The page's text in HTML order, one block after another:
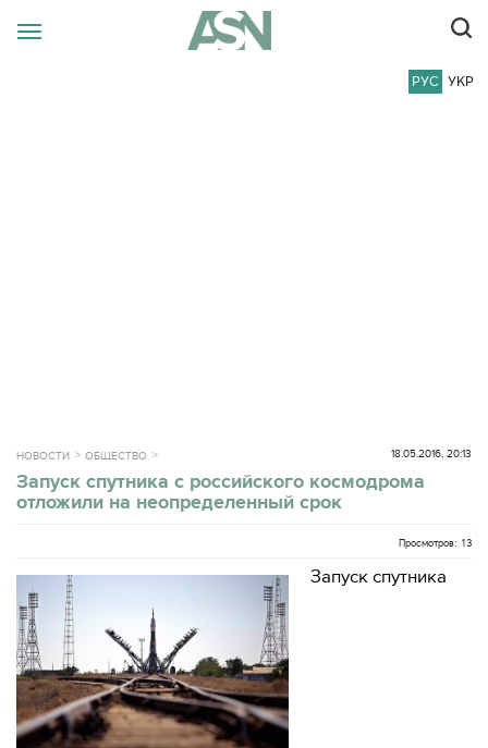
РУС УКР
НОВОСТИ ОБЩЕСТВО 18.05.2016, 20:13
Запуск спутника с российского космодрома
отложили на неопределенный срок
Просмотров: 13
Запуск спутника